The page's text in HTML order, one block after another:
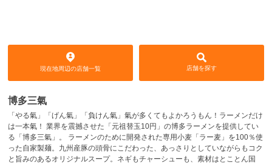
現在地周辺の店舗一覧 店舗を探す
博多三氣
「やる氣」「げん氣」「負けん氣」氣が多くてもよかろうもん！ラーメンだけ
は一本氣！ 業界を震撼させた「元祖替玉10円」の博多ラーメンを提供してい
る「博多三氣」。 ラーメンのために開発された専用小麦「ラー麦」を100％使
った自家製麺。九州産豚の頭骨にこだわった、あっさりとしていながらもコク
と旨みのあるオリジナルスープ。ネギもチャーシューも、素材はとことん国